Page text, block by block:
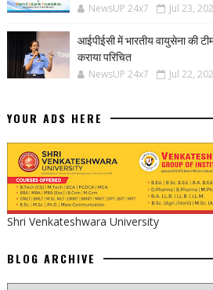
NewsUP 24x7 Jul 23,
आईपीईसी में भारतीय वायुसेना की
कराया परिचित
NewsUP 24x7 Jul 22,
YOUR ADS HERE
Shri Venkateshwara University
BLOG ARCHIVE